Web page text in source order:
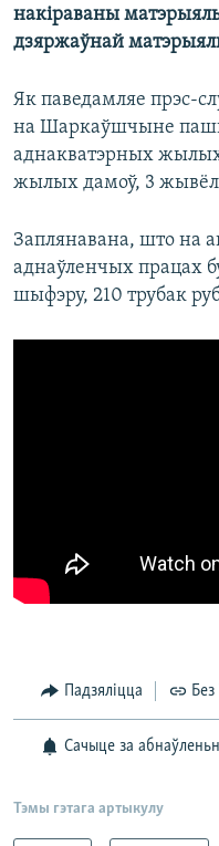
накіраваны
дзяржаўнай
Як паведамляе прэс-
на Шаркаўшчыне
аднакватэрных
жылых дамоў, 3
Заплянавана, што на
аднаўленчых працах
шыфэру, 210 трубак
Падзяліцца Без
Сачыце за
Тэмы гэтага артыкулу